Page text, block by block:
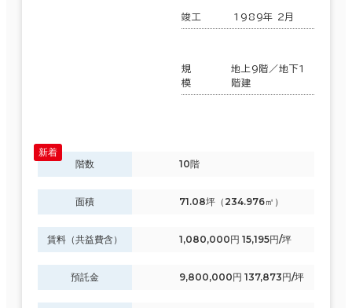
竣工 1989年 2月
規
模
地上9階／地下1
階建
階数 10階
面積 71.08坪（234.976㎡）
賃料（共益費含） 1,080,000円 15,195円/坪
預託金 9,800,000円 137,873円/坪